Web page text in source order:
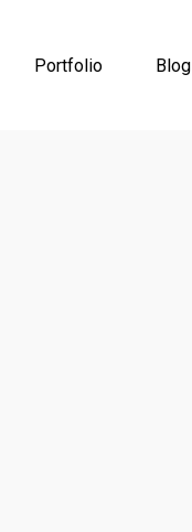
Portfolio Blog